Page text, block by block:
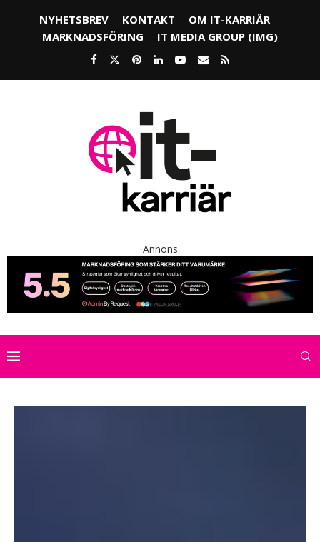
NYHETSBREV KONTAKT
OM IT-KARRIÄR
MARKNADSFÖRING
IT MEDIA GROUP (IMG)
Annons